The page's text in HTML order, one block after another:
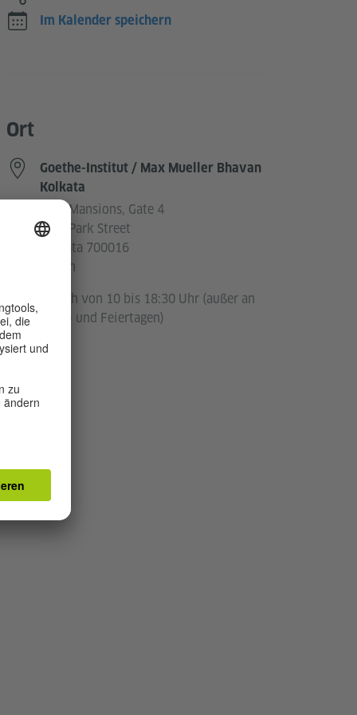
Im Kalender speichern
Ort
Goethe-Institut / Max Mueller Bhavan
Kolkata
Park Mansions, Gate 4
57A, Park Street
Kolkata 700016
Indien
Täglich von 10 bis 18:30 Uhr (außer an
Sonn- und Feiertagen)